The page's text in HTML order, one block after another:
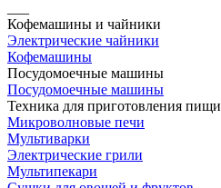
Кофемашины и чайники
Электрические чайники
Кофемашины
Посудомоечные машины
Посудомоечные машины
Техника для приготовления пищи
Микроволновые печи
Мультиварки
Электрические грили
Мультипекари